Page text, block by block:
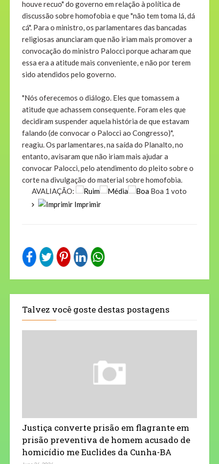
houve recuo" do governo em relação à política de
discussão sobre homofobia e que "não tem toma lá, dá
cá". Para o ministro, os parlamentares das bancadas
religiosas anunciaram que não iriam mais promover a
convocação do ministro Palocci porque acharam que
essa era a atitude mais conveniente, e não por terem
sido atendidos pelo governo.
"Nós oferecemos o diálogo. Eles que tomassem a
atitude que achassem consequente. Foram eles que
decidiram suspender aquela história de que estavam
falando (de convocar o Palocci ao Congresso)",
reagiu. Os parlamentares, na saída do Planalto, no
entanto, avisaram que não iriam mais ajudar a
convocar Palocci, pelo atendimento do pleito sobre o
corte na divulgação do material sobre homofobia.
AVALIAÇÃO:
Boa 1 voto
Imprimir
Talvez você goste destas postagens
Justiça converte prisão em flagrante em
prisão preventiva de homem acusado de
homicídio me Euclides da Cunha-BA